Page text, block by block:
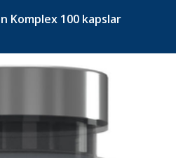
Komplex 100 kapslar